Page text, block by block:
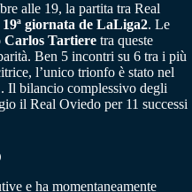
alle 19, la partita tra Real
19ª giornata de LaLiga2. Le
Carlos Tartiere tra queste
Ben 5 incontri su 6 tra i più
l’unico trionfo è stato nel
Il bilancio complessivo degli
il Real Oviedo per 11 successi
e ha momentaneamente